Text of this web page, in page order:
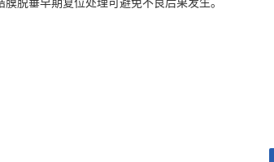
脱垂早期复位处理可避免不良后果发生。